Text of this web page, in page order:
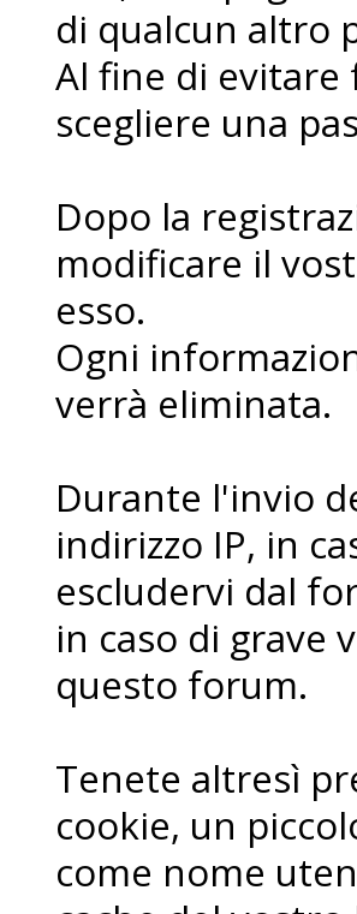
di qualcun altro
Al fine di
scegliere una
Dopo la
modificare il
esso.
Ogni
verrà eliminata.
Durante l'invio
indirizzo IP, in
escludervi dal
in caso di grave
questo forum.
Tenete altresì
cookie, un
come nome